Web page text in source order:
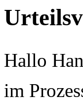
Hallo
im